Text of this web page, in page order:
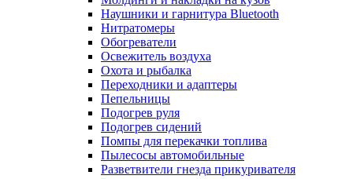
Наушники и гарнитура Bluetooth
Нитратомеры
Обогреватели
Освежитель воздуха
Охота и рыбалка
Переходники и адаптеры
Пепельницы
Подогрев руля
Подогрев сидений
Помпы для перекачки топлива
Пылесосы автомобильные
Разветвители гнезда прикуривателя